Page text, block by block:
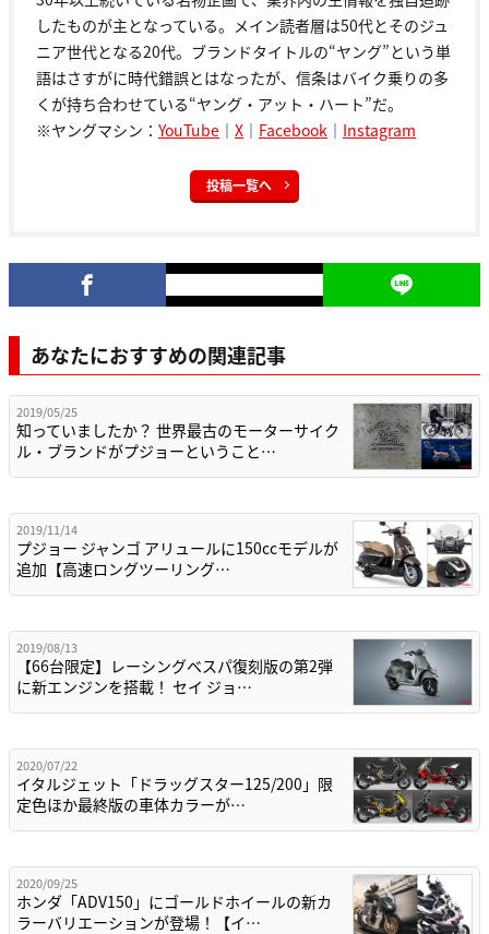
したものが主となっている。メイン読者層は50代とそのジュ
ニア世代となる20代。ブランドタイトルの“ヤング”という単
語はさすがに時代錯誤とはなったが、信条はバイク乗りの多
くが持ち合わせている“ヤング・アット・ハート”だ。
※ヤングマシン： YouTube ｜ X ｜ Facebook ｜ Instagram
投稿一覧へ
あなたにおすすめの関連記事
2019/05/25
知っていましたか？ 世界最古のモーターサイク
ル・ブランドがプジョーということ…
2019/11/14
プジョー ジャンゴ アリュールに150ccモデルが
追加【高速ロングツーリング…
2019/08/13
【66台限定】レーシングベスパ復刻版の第2弾
に新エンジンを搭載！ セイ ジョ…
2020/07/22
イタルジェット「ドラッグスター125/200」限
定色ほか最終版の車体カラーが…
2020/09/25
ホンダ「ADV150」にゴールドホイールの新カ
ラーバリエーションが登場！【イ…